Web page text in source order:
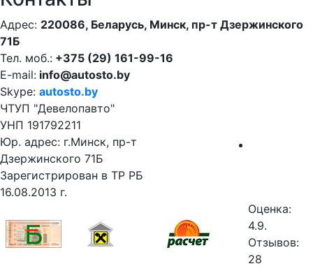
Адрес: 220086, Беларусь, Минск, пр-т Дзержинского
71Б
Тел. моб.: +375 (29) 161-99-16
E-mail: info@autosto.by
Skype: autosto.by
ЧТУП "Девелопавто"
УНП 191792211
Юр. адрес: г.Минск, пр-т
Дзержинского 71Б
Зарегистрирован в ТР РБ
16.08.2013 г.
Оценка:
4.9.
Отзывов:
28